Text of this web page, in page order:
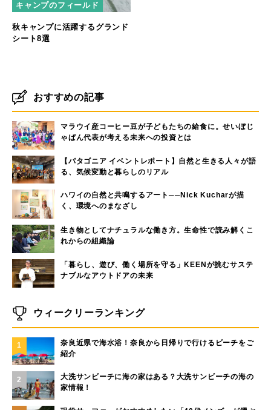
キャンプのフィールド
秋キャンプに活躍するグランド
シート8選
おすすめの記事
マラウイ産コーヒー豆が子どもたちの給食に。せいぼじ
ゃぱん代表が考える未来への投資とは
【パタゴニア イベントレポート】自然と生きる人々が語
る、気候変動と暮らしのリアル
ハワイの自然と共鳴するアート──Nick Kucharが描
く、環境へのまなざし
生き物としてナチュラルな働き方。生命性で読み解くこ
れからの組織論
「暮らし、遊び、働く場所を守る」KEENが挑むサステ
ナブルなアウトドアの未来
ウィークリーランキング
1
奈良近県で海水浴！奈良から日帰りで行けるビーチをご
紹介
2
大洗サンビーチに海の家はある？大洗サンビーチの海の
家情報！